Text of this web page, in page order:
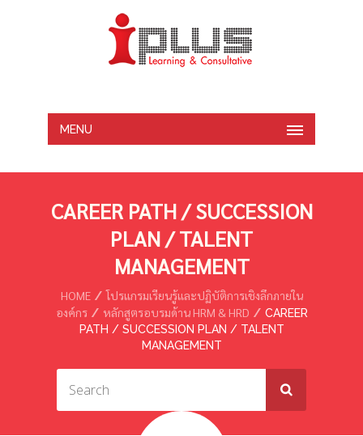
MENU
CAREER PATH / SUCCESSION
PLAN / TALENT
MANAGEMENT
HOME
โปรแกรมเรียนรู้และปฏิบัติการเชิงลึกภายใน
องค์กร
หลักสูตรอบรมด้าน HRM & HRD
CAREER
PATH / SUCCESSION PLAN / TALENT
MANAGEMENT